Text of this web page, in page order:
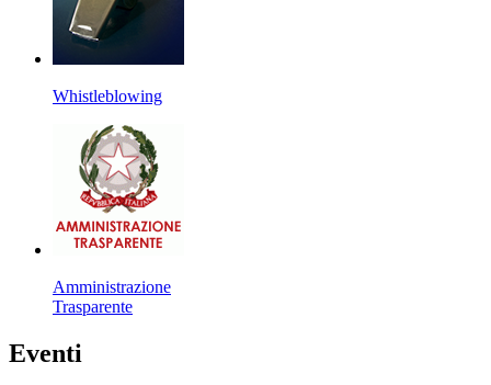
Whistleblowing
Amministrazione
Trasparente
Eventi